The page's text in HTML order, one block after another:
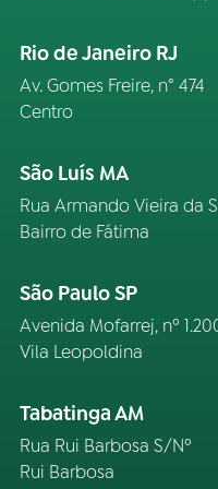
Rio de Janeiro RJ
Av. Gomes Freire, n° 474
Centro
São Luís MA
Rua Armando Vieira da
Bairro de Fátima
São Paulo SP
Avenida Mofarrej, nº
Vila Leopoldina
Tabatinga AM
Rua Rui Barbosa S/Nº
Rui Barbosa